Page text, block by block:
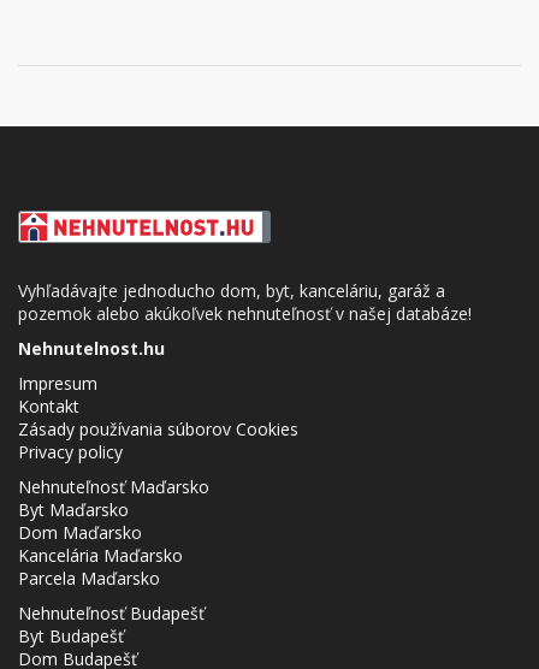
Vyhľadávajte jednoducho dom, byt, kanceláriu, garáž a
pozemok alebo akúkoľvek nehnuteľnosť v našej databáze!
Nehnutelnost.hu
Impresum
Kontakt
Zásady používania súborov Cookies
Privacy policy
Nehnuteľnosť Maďarsko
Byt Maďarsko
Dom Maďarsko
Kancelária Maďarsko
Parcela Maďarsko
Nehnuteľnosť Budapešť
Byt Budapešť
Dom Budapešť